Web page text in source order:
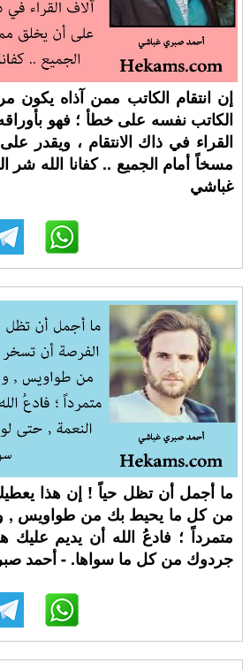
إن انتقام الكاتب ممن آذاه يكون
الكاتب نفسه على خطأ ؛ فهو
القراء في ذاك الانتقام ، ويقدر
مسخاً أمام الجميع .. كفانا الله
غباشي
ما أجمل أن تظل حياً ! إن هذا
من كل ما يحيط بك من طواويس ,
متمرداً ؛ فادعُ الله أن يديم عليك
جردوك من كل ما سواها. - أحمد